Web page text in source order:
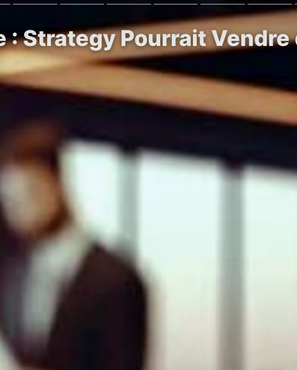
: Strategy Pourrait